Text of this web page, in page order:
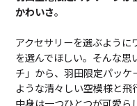
かわいさ。
アクセサリーを選ぶよう
を選んでほしい。そんな
チ」から、羽田限定パッケ
ような清々しい空模様と飛